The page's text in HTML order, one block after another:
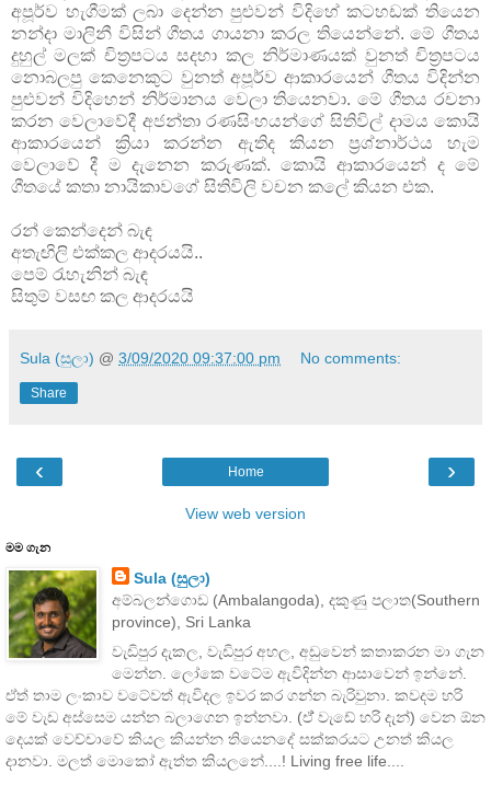
අපූර්ව හැගීමක් ලබා දෙන්න පුළුවන් විදිහේ කටහඩක් තියෙන
නන්දා මාලිනී විසින් ගීතය ගායනා කරල තියෙන්නේ. මේ ගීතය
දුහුල් මලක් චිත්‍රපටය සදහා කල නිර්මාණයක් වුනත් චිත්‍රපටය
නොබලපු කෙනෙකුට වුනත් අපූර්ව ආකාරයෙන් ගීතය විදින්න
පුළුවන් විදිහෙන් නිර්මානය වෙලා තියෙනවා. මේ ගීතය රචනා
කරන වෙලාවේදී අජන්තා රණසිංහයන්ගේ සිතිවිල් දාමය කොයි
ආකාරයෙන් ක්‍රියා කරන්න ඇතිද කියන ප්‍රශ්නාර්ථය හැම
වෙලාවේ දී ම දැනෙන කරුණක්. කොයි ආකාරයෙන් ද මේ
ගීතයේ කතා නායිකාවගේ සිතිවිලි වචන කලේ කියන එක.
රන් කෙන්දෙන් බැඳ
අතැඟිලි එක්කල ආදරයයි..
පෙම් රැහැනින් බැඳ
සිතුම් වසඟ කල ආදරයයි
Sula (සුලා) @ 3/09/2020 09:37:00 pm No comments:
Share
‹ ›
Home
View web version
මම ගැන
Sula (සුලා)
අම්බලන්ගොඩ (Ambalangoda), දකුණු පලාත(Southern
province), Sri Lanka
වැඩිපුර දැකල, වැඩිපුර අහල, අඩුවෙන් කතාකරන මා ගැන
මෙන්න. ලෝකෙ වටේම ඇවිදින්න ආසාවෙන් ඉන්නේ.
ඒත් තාම ලංකාව වටේවත් ඇවිදල ඉවර කර ගන්න බැරිවුනා. කවදම හරි
මේ වැඩ අස්සෙම යන්න බලාගෙන ඉන්නවා. (ඒ් වැඩේ හරි දැන්) වෙන ඕන
දෙයක් වෙච්චාවේ කියල කියන්න තියෙනදේ සක්කරයට උනත් කියල
දානවා. මලත් මොකෝ ඇත්ත කියලනේ....! Living free life....